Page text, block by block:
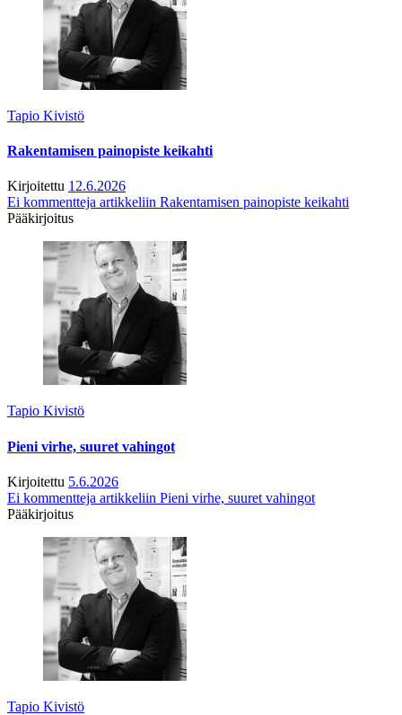
Tapio Kivistö
Rakentamisen painopiste keikahti
Kirjoitettu 12.6.2026
Ei kommentteja artikkeliin Rakentamisen painopiste keikahti
Pääkirjoitus
Tapio Kivistö
Pieni virhe, suuret vahingot
Kirjoitettu 5.6.2026
Ei kommentteja artikkeliin Pieni virhe, suuret vahingot
Pääkirjoitus
Tapio Kivistö